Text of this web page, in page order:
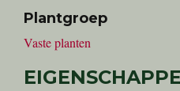
Plantgroep
Vaste planten